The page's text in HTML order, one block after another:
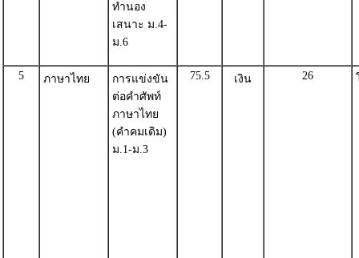
ทำนอง
เสนาะ ม.4-
ม.6
5 ภาษาไทย
การแข่งขัน
ต่อคำศัพท์
ภาษาไทย
(คำคมเดิม)
ม.1-ม.3
75.5 เงิน 26